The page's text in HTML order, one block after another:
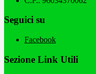
Seguici su
Facebook
Sezione Link Utili